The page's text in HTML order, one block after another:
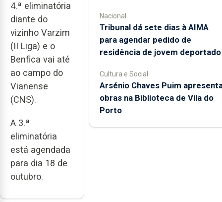
4.ª eliminatória
diante do
vizinho Varzim
(II Liga) e o
Benfica vai até
ao campo do
Vianense
(CNS).
A 3.ª
eliminatória
está agendada
para dia 18 de
outubro.
Nacional
Tribunal dá sete dias à AIMA
para agendar pedido de
residência de jovem deportado
Cultura e Social
Arsénio Chaves Puim
obras na Biblioteca de Vila do
Porto